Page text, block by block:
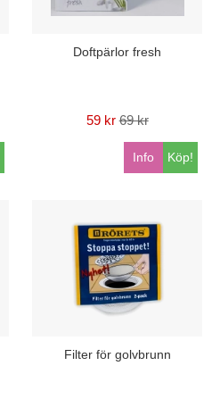
Doftpärlor fresh
59 kr 69 kr
Köp!
Info
Filter för golvbrunn